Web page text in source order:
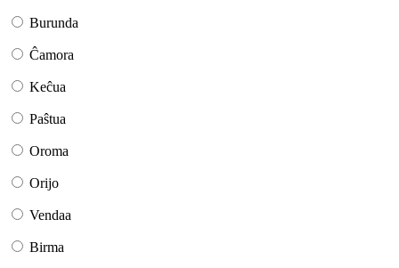
Burunda
Ĉamora
Keĉua
Paŝtua
Oroma
Orijo
Vendaa
Birma